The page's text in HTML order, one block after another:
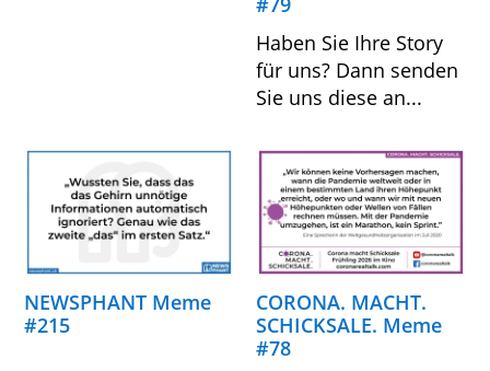
Haben Sie Ihre Story
für uns? Dann senden
Sie uns diese an...
NEWSPHANT Meme
#215
CORONA. MACHT.
SCHICKSALE. Meme
#78